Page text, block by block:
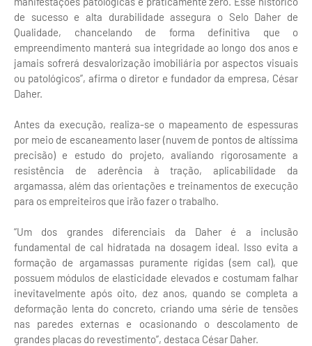
de sucesso e alta durabilidade assegura o Selo Daher de
Qualidade, chancelando de forma definitiva que o
empreendimento manterá sua integridade ao longo dos anos e
jamais sofrerá desvalorização imobiliária por aspectos visuais
ou patológicos”, afirma o diretor e fundador da empresa, César
Daher.
Antes da execução, realiza-se o mapeamento de espessuras
por meio de escaneamento laser (nuvem de pontos de altíssima
precisão) e estudo do projeto, avaliando rigorosamente a
resistência de aderência à tração, aplicabilidade da
argamassa, além das orientações e treinamentos de execução
para os empreiteiros que irão fazer o trabalho.
“Um dos grandes diferenciais da Daher é a inclusão
fundamental de cal hidratada na dosagem ideal. Isso evita a
formação de argamassas puramente rígidas (sem cal), que
possuem módulos de elasticidade elevados e costumam falhar
inevitavelmente após oito, dez anos, quando se completa a
deformação lenta do concreto, criando uma série de tensões
nas paredes externas e ocasionando o descolamento de
grandes placas do revestimento”, destaca César Daher.